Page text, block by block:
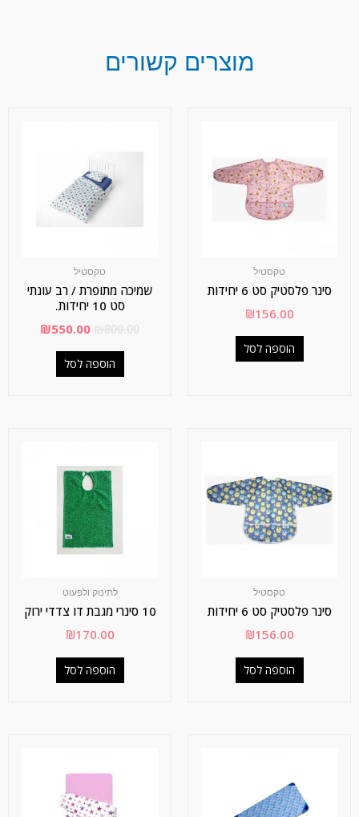
מוצרים קשורים
טקסטיל
סינר פלסטיק סט 6 יחידות
₪156.00
הוספה לסל
טקסטיל
סינר פלסטיק סט 6 יחידות
₪156.00
הוספה לסל
לתינוק ולפעוט
10 סינרי מגבת דו צדדי ירוק
₪170.00
הוספה לסל
טקסטיל
שמיכה מתופרת / רב עונתי
סט 10 יחידות.
₪550.00
הוספה לסל